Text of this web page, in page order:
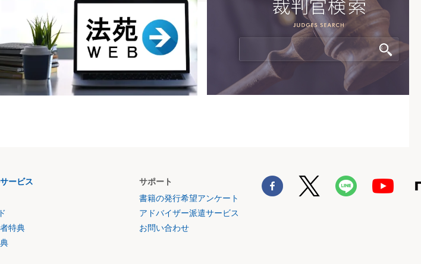
ービス
特典
サポート
書籍の発行希望アンケート
アドバイザー派遣サービス
お問い合わせ